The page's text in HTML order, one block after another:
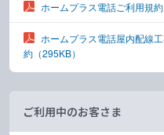
ホームプラス電話ご利用規約
ホームプラス電話屋内配線
約 （295KB）
ご利用中のお客さま